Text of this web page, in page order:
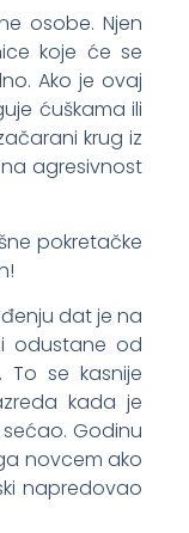
osobe. Njen
koje će se
Ako je ovaj
ćuškama ili
krug iz
agresivnost
pokretačke
dat je na
odustane od
se kasnije
kada je
Godinu
novcem ako
napredovao